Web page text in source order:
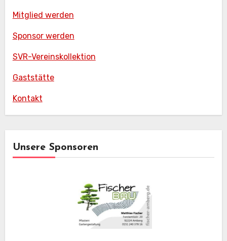
Mitglied werden
Sponsor werden
SVR-Vereinskollektion
Gaststätte
Kontakt
Unsere Sponsoren